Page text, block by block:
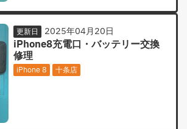
更新日 2025年04月20日
iPhone8充電口・バッテリー交換
修理
iPhone 8 十条店